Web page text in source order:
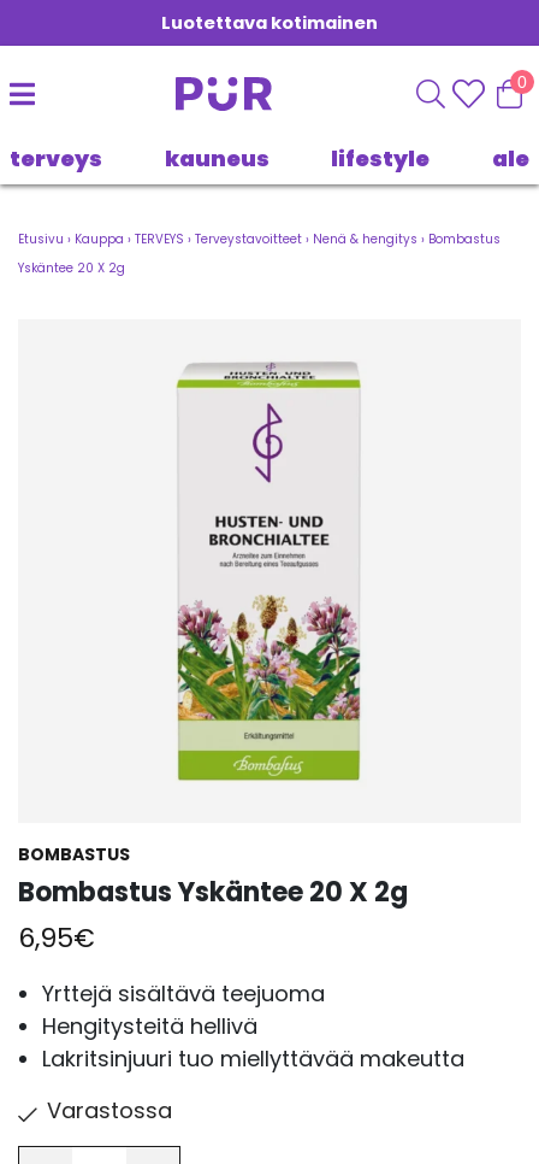
Luotettava kotimainen
0
terveys kauneus lifestyle ale
Etusivu › Kauppa › TERVEYS › Terveystavoitteet › Nenä & hengitys › Bombastus
Yskäntee 20 X 2g
BOMBASTUS
Bombastus Yskäntee 20 X 2g
6,95€
Yrttejä sisältävä teejuoma
Hengitysteitä hellivä
Lakritsinjuuri tuo miellyttävää makeutta
Varastossa